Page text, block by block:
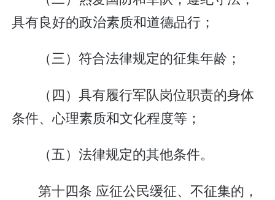
具有良好的政治素质和道德品行；
（三）符合法律规定的征集年龄；
（四）具有履行军队岗位职责的身体
条件、心理素质和文化程度等；
（五）法律规定的其他条件。
第十四条 应征公民缓征、不征集的，